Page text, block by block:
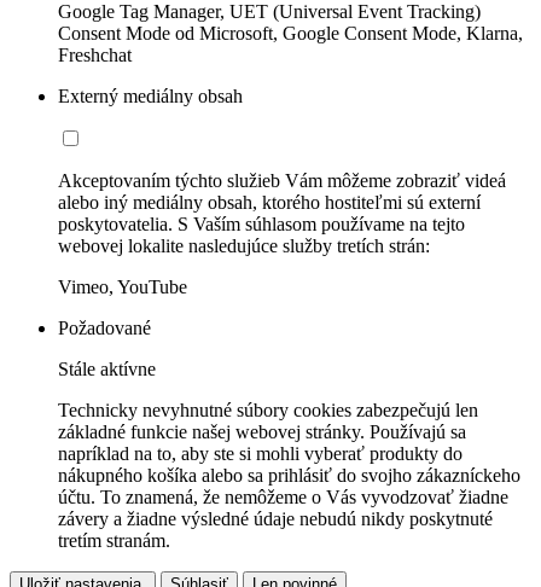
Google Tag Manager, UET (Universal Event Tracking)
Consent Mode od Microsoft, Google Consent Mode, Klarna,
Freshchat
Externý mediálny obsah
Akceptovaním týchto služieb Vám môžeme zobraziť videá
alebo iný mediálny obsah, ktorého hostiteľmi sú externí
poskytovatelia. S Vaším súhlasom používame na tejto
webovej lokalite nasledujúce služby tretích strán:
Vimeo, YouTube
Požadované
Stále aktívne
Technicky nevyhnutné súbory cookies zabezpečujú len
základné funkcie našej webovej stránky. Používajú sa
napríklad na to, aby ste si mohli vyberať produkty do
nákupného košíka alebo sa prihlásiť do svojho zákazníckeho
účtu. To znamená, že nemôžeme o Vás vyvodzovať žiadne
závery a žiadne výsledné údaje nebudú nikdy poskytnuté
tretím stranám.